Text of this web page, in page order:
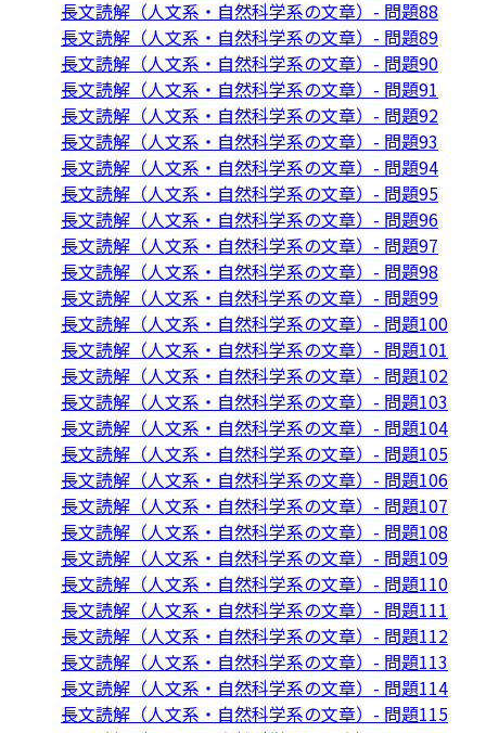
長文読解（人文系・自然科学系の文章）- 問題88
長文読解（人文系・自然科学系の文章）- 問題89
長文読解（人文系・自然科学系の文章）- 問題90
長文読解（人文系・自然科学系の文章）- 問題91
長文読解（人文系・自然科学系の文章）- 問題92
長文読解（人文系・自然科学系の文章）- 問題93
長文読解（人文系・自然科学系の文章）- 問題94
長文読解（人文系・自然科学系の文章）- 問題95
長文読解（人文系・自然科学系の文章）- 問題96
長文読解（人文系・自然科学系の文章）- 問題97
長文読解（人文系・自然科学系の文章）- 問題98
長文読解（人文系・自然科学系の文章）- 問題99
長文読解（人文系・自然科学系の文章）- 問題100
長文読解（人文系・自然科学系の文章）- 問題101
長文読解（人文系・自然科学系の文章）- 問題102
長文読解（人文系・自然科学系の文章）- 問題103
長文読解（人文系・自然科学系の文章）- 問題104
長文読解（人文系・自然科学系の文章）- 問題105
長文読解（人文系・自然科学系の文章）- 問題106
長文読解（人文系・自然科学系の文章）- 問題107
長文読解（人文系・自然科学系の文章）- 問題108
長文読解（人文系・自然科学系の文章）- 問題109
長文読解（人文系・自然科学系の文章）- 問題110
長文読解（人文系・自然科学系の文章）- 問題111
長文読解（人文系・自然科学系の文章）- 問題112
長文読解（人文系・自然科学系の文章）- 問題113
長文読解（人文系・自然科学系の文章）- 問題114
長文読解（人文系・自然科学系の文章）- 問題115